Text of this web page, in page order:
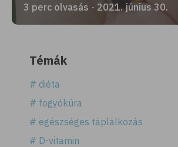
3 perc olvasás - 2021. június 30.
Témák
# diéta
# fogyókúra
# egészséges táplálkozás
# D-vitamin